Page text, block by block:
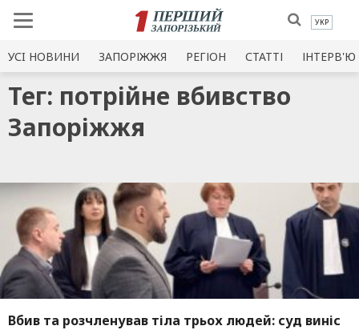
УКР
УСI НОВИНИ ЗАПОРІЖЖЯ РЕГІОН СТАТТІ ІНТЕРВ'Ю
Тег: потрійне вбивство
Запоріжжя
Вбив та розчленував тіла трьох людей: суд виніс